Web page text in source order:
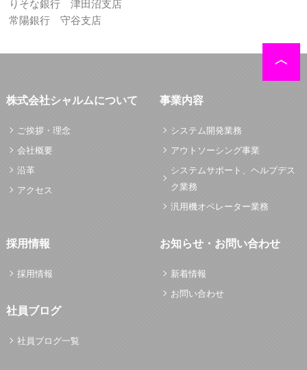
りそな銀行 津田沼支店
常陽銀行 守谷支店
株式会社シャルムについて
ご挨拶・理念
会社概要
沿革
アクセス
事業内容
システム開発業務
アウトソーシング事業
システムサポート、ヘルプデス
ク業務
汎用機オペレーター業務
採用情報
採用情報
社員ブログ
社員ブログ一覧
お知らせ・お問い合わせ
新着情報
お問い合わせ